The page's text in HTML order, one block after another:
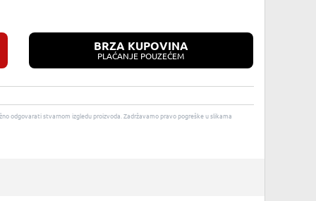
BRZA KUPOVINA
PLAĆANJE POUZEĆEM
odgovarati stvarnom izgledu proizvoda. Zadržavamo pravo pogreške u slikama